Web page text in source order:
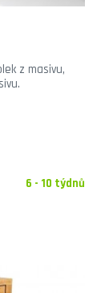
z masivu,
6 - 10 týdnů